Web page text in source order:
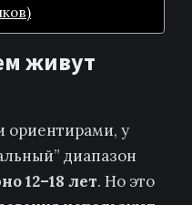
живут
ориентирами, у
диапазон
12–18 лет. Но это